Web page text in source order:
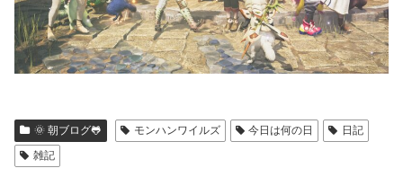
🌞 朝ブログ🐸 モンハンワイルズ 今日は何の日
日記
雑記